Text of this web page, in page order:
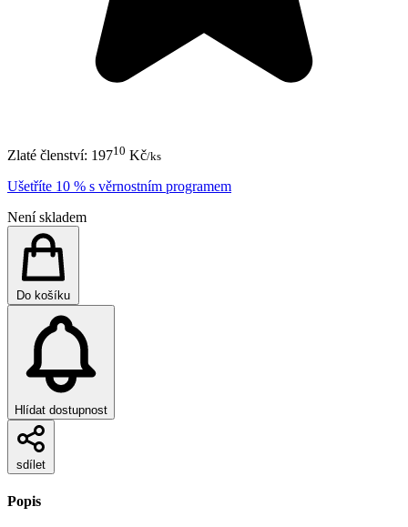
Zlaté členství: 19710 Kč/ks
Ušetříte 10 % s věrnostním programem
Není skladem
Do košíku
Hlídat dostupnost
sdílet
Popis